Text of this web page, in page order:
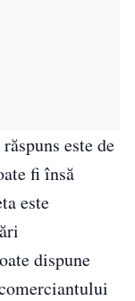
este de
fi însă
este
dispune